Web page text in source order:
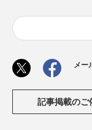
メー
記事掲載のご